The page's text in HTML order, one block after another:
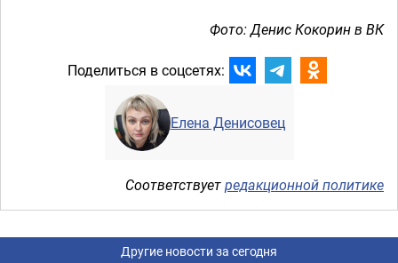
Фото: Денис Кокорин в ВК
Поделиться в соцсетях:
Елена Денисовец
Соответствуетредакционной политике
Другие новости за сегодня